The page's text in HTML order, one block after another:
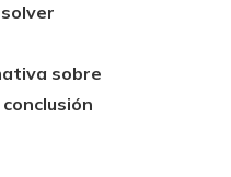
sobre